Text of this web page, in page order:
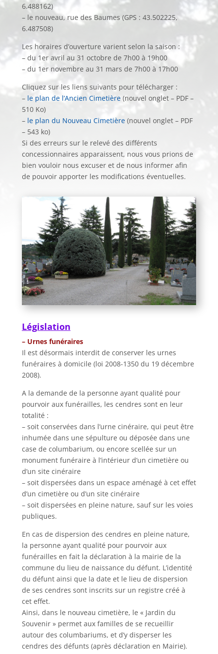
6.488162)
– le nouveau, rue des Baumes (GPS : 43.502225,
6.487508)
Les horaires d’ouverture varient selon la saison :
– du 1er avril au 31 octobre de 7h00 à 19h00
– du 1er novembre au 31 mars de 7h00 à 17h00
Cliquez sur les liens suivants pour télécharger :
– le plan de l’Ancien Cimetière(nouvel onglet – PDF –
510 Ko)
– le plan du Nouveau Cimetière(nouvel onglet – PDF
– 543 ko)
Si des erreurs sur le relevé des différents
concessionnaires apparaissent, nous vous prions de
bien vouloir nous excuser et de nous informer afin
de pouvoir apporter les modifications éventuelles.
Législation
– Urnes funéraires
Il est désormais interdit de conserver les urnes
funéraires à domicile (loi 2008-1350 du 19 décembre
2008).
A la demande de la personne ayant qualité pour
pourvoir aux funérailles, les cendres sont en leur
totalité :
– soit conservées dans l’urne cinéraire, qui peut être
inhumée dans une sépulture ou déposée dans une
case de columbarium, ou encore scellée sur un
monument funéraire à l’intérieur d’un cimetière ou
d’un site cinéraire
– soit dispersées dans un espace aménagé à cet effet
d’un cimetière ou d’un site cinéraire
– soit dispersées en pleine nature, sauf sur les voies
publiques.
En cas de dispersion des cendres en pleine nature,
la personne ayant qualité pour pourvoir aux
funérailles en fait la déclaration à la mairie de la
commune du lieu de naissance du défunt. L’identité
du défunt ainsi que la date et le lieu de dispersion
de ses cendres sont inscrits sur un registre créé à
cet effet.
Ainsi, dans le nouveau cimetière, le « Jardin du
Souvenir » permet aux familles de se recueillir
autour des columbariums, et d’y disperser les
cendres des défunts (après déclaration en Mairie).